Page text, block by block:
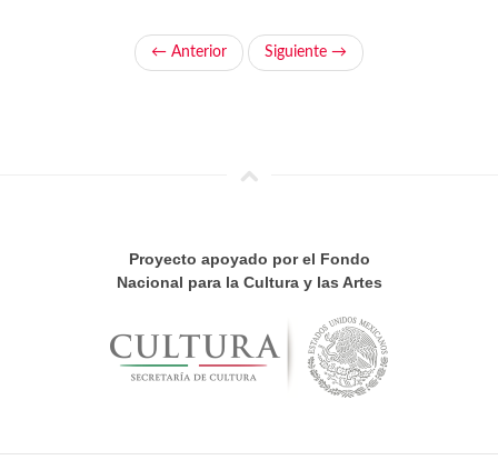
← Anterior Siguiente →
Proyecto apoyado por el Fondo
Nacional para la Cultura y las Artes